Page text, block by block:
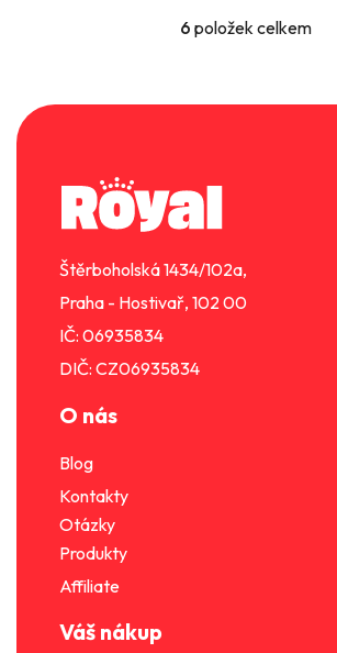
O
á
v
k
6 položek celkem
Z
á
Štěrboholská 1434/102a,
Praha - Hostivař, 102 00
IČ: 06935834
DIČ: CZ06935834
O nás
Blog
Kontakty
Otázky
Produkty
Affiliate
Váš nákup